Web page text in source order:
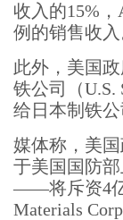
收入的15%
例的销售收入
此外，美国
铁公司（U.S.
给日本制铁公
媒体称，美
于美国国防
——将斥资4
Materials